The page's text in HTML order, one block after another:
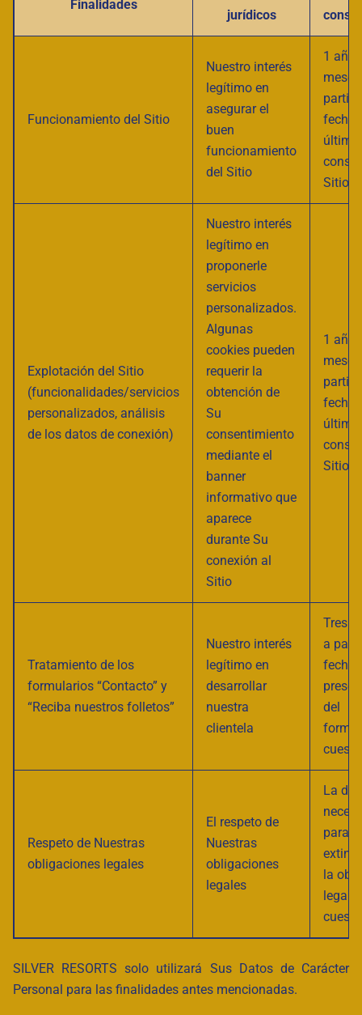
Finalidades
jurídicos
Funcionamiento del Sitio
Nuestro interés
legítimo en
asegurar el
buen
funcionamiento
del Sitio
1 año
partir
fecha
última
Sitio
Explotación del Sitio
(funcionalidades/servicios
personalizados, análisis
de los datos de conexión)
Nuestro interés
legítimo en
proponerle
servicios
personalizados.
Algunas
cookies pueden
requerir la
obtención de
Su
consentimiento
mediante el
banner
informativo que
aparece
durante Su
conexión al
Sitio
1 año
partir
fecha
última
Sitio
Tratamiento de los
formularios “Contacto” y
“Reciba nuestros folletos”
Nuestro interés
legítimo en
desarrollar
nuestra
clientela
Tres
a
fecha
del
Respeto de Nuestras
obligaciones legales
El respeto de
Nuestras
obligaciones
legales
La
para la
la
legal
SILVER RESORTS solo utilizará Sus Datos de Carácter
Personal para las finalidades antes mencionadas.